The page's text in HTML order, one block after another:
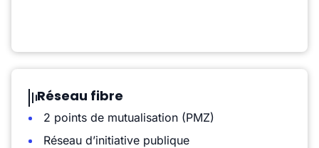
Réseau fibre
2 points de mutualisation (PMZ)
Réseau d’initiative publique